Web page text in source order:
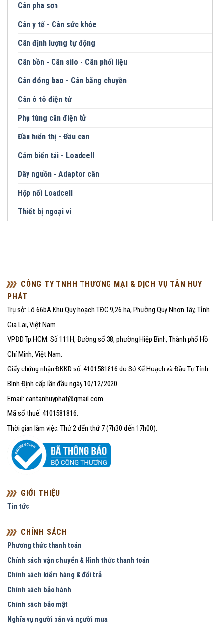
Cân pha sơn
Cân y tế - Cân sức khỏe
Cân định lượng tự động
Cân bồn - Cân silo - Cân phối liệu
Cân đóng bao - Cân băng chuyền
Cân ô tô điện tử
Phụ tùng cân điện tử
Đầu hiển thị - Đầu cân
Cảm biến tải - Loadcell
Dây nguồn - Adaptor cân
Hộp nối Loadcell
Thiết bị ngoại vi
CÔNG TY TNHH THƯƠNG MẠI & DỊCH VỤ TÂN HUY
PHÁT
Trụ sở: Lô 66bA Khu Quy hoạch TĐC 9,26 ha, Phường Quy Nhơn Tây, Tỉnh
Gia Lai, Việt Nam.
VPĐD Tp.HCM: Số 111H, Đường số 38, phường Hiệp Bình, Thành phố Hồ
Chí Minh, Việt Nam.
Giấy chứng nhận ĐKKD số: 4101581816 do Sở Kế Hoạch và Đầu Tư Tỉnh
Bình Định cấp lần đầu ngày 10/12/2020.
Email: cantanhuyphat@gmail.com
Mã số thuế: 4101581816.
Thời gian làm việc: Thứ 2 đến thứ 7 (7h30 đến 17h00).
GIỚI THIỆU
Tin tức
CHÍNH SÁCH
Phương thức thanh toán
Chính sách vận chuyển & Hình thức thanh toán
Chính sách kiểm hàng & đổi trả
Chính sách bảo hành
Chính sách bảo mật
Nghĩa vụ người bán và người mua